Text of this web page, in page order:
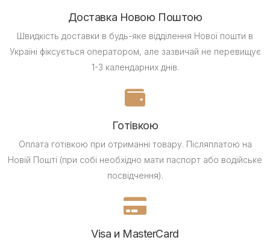
Доставка Новою Поштою
Швидкість доставки в будь-яке відділення Нової пошти в
Україні фіксується оператором, але зазвичай не перевищує
1-3 календарних днів.
Готівкою
Оплата готівкою при отриманні товару. Післяплатою на
Новій Пошті (при собі необхідно мати паспорт або водійське
посвідчення).
Visa и MasterCard